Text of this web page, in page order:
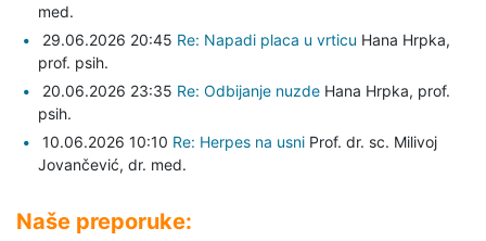
med.
29.06.2026 20:45 Re: Napadi placa u vrticu Hana Hrpka,
prof. psih.
20.06.2026 23:35 Re: Odbijanje nuzde Hana Hrpka, prof.
psih.
10.06.2026 10:10 Re: Herpes na usni Prof. dr. sc. Milivoj
Jovančević, dr. med.
Naše preporuke: